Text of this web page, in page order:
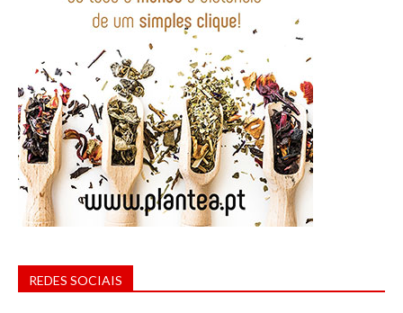
REDES SOCIAIS